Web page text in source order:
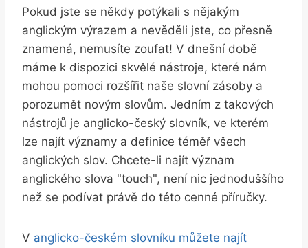
Pokud jste se někdy potýkali s nějakým
anglickým výrazem a nevěděli jste, co přesně
znamená, nemusíte zoufat! V dnešní době
máme k dispozici skvělé nástroje, které nám
mohou pomoci rozšířit naše slovní zásoby a
porozumět novým slovům. Jedním z takových
nástrojů je anglicko-český slovník, ve kterém
lze najít významy a definice téměř všech
anglických slov. Chcete-li najít význam
anglického slova "touch", není nic jednoduššího
než se podívat právě do této cenné příručky.
V anglicko-českém slovníku můžete najít